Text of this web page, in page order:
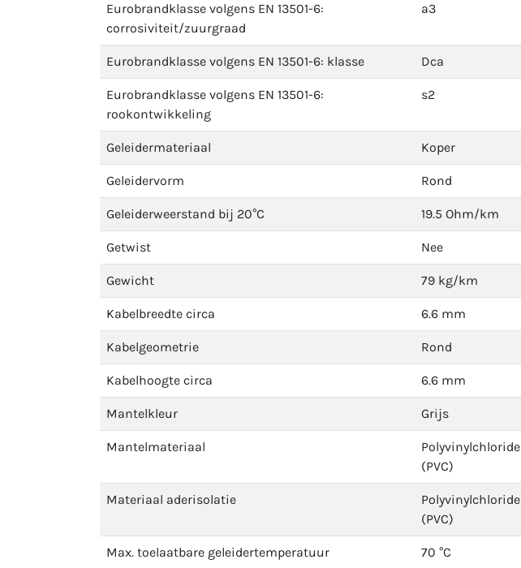
Eurobrandklasse volgens EN 13501-6:
corrosiviteit/zuurgraad
a3
Eurobrandklasse volgens EN 13501-6: klasse Dca
Eurobrandklasse volgens EN 13501-6:
rookontwikkeling
s2
Geleidermateriaal Koper
Geleidervorm Rond
Geleiderweerstand bij 20°C 19.5 Ohm/km
Getwist Nee
Gewicht 79 kg/km
Kabelbreedte circa 6.6 mm
Kabelgeometrie Rond
Kabelhoogte circa 6.6 mm
Mantelkleur Grijs
Mantelmateriaal
Polyvinylchloride
(PVC)
Materiaal aderisolatie
Polyvinylchloride
(PVC)
Max. toelaatbare geleidertemperatuur 70 °C